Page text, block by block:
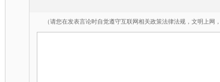
（请您在发表言论时自觉遵守互联网相关政策法律法规，文明上网